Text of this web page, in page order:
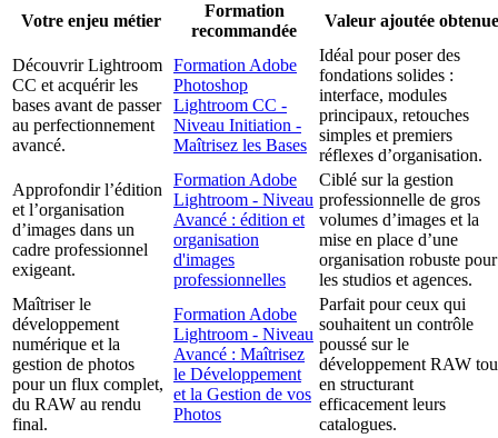
Votre enjeu métier
Formation
recommandée
Valeur ajoutée obtenue
Découvrir Lightroom
CC et acquérir les
bases avant de passer
au perfectionnement
avancé.
Formation Adobe
Photoshop
Lightroom CC -
Niveau Initiation -
Maîtrisez les Bases
Idéal pour poser des
fondations solides :
interface, modules
principaux, retouches
simples et premiers
réflexes d’organisation.
Approfondir l’édition
et l’organisation
d’images dans un
cadre professionnel
exigeant.
Formation Adobe
Lightroom - Niveau
Avancé : édition et
organisation
d'images
professionnelles
Ciblé sur la gestion
professionnelle de gros
volumes d’images et la
mise en place d’une
organisation robuste pour
les studios et agences.
Maîtriser le
développement
numérique et la
gestion de photos
pour un flux complet,
du RAW au rendu
final.
Formation Adobe
Lightroom - Niveau
Avancé : Maîtrisez
le Développement
et la Gestion de vos
Photos
Parfait pour ceux qui
souhaitent un contrôle
poussé sur le
développement RAW
en structurant
efficacement leurs
catalogues.